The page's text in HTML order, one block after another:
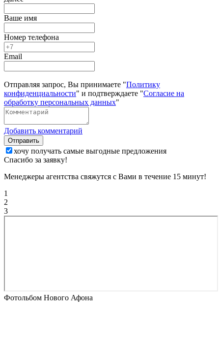
Ваше имя
Номер телефона
Email
Отправляя запрос, Вы принимаете "Политику
конфиденциальности" и подтверждаете "Согласие на
обработку персональных данных"
Добавить комментарий
Отправить
хочу получать самые выгодные предложения
Спасибо за заявку!
Менеджеры агентства свяжутся с Вами в течение 15 минут!
1
2
3
Фотольбом Нового Афона